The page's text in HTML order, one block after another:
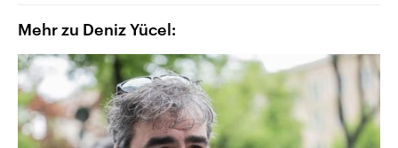
Mehr zu Deniz Yücel: